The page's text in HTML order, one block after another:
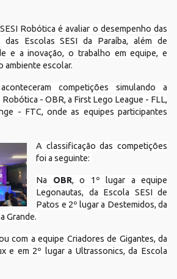
Robótica é avaliar o desempenho das
Escolas SESI da Paraíba, além de
e a inovação, o trabalho em equipe, e
ambiente escolar.
competições simulando a
- OBR, a First Lego League - FLL,
- FTC, onde as equipes participantes
A classificação das competições
foi a seguinte:
Na OBR, o 1º lugar a equipe
Legonautas, da Escola SESI de
Patos e 2º lugar a Destemidos, da
Grande.
com a equipe Criadores de Gigantes, da
e em 2º lugar a Ultrassonics, da Escola